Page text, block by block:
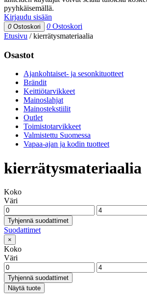
pyyhkäisemällä.
Kirjaudu sisään
0 Ostoskori 0 Ostoskori
Etusivu /kierrätysmateriaalia
Osastot
Ajankohtaiset- ja sesonkituotteet
Brändit
Keittiötarvikkeet
Mainoslahjat
Mainostekstiilit
Outlet
Toimistotarvikkeet
Valmistettu Suomessa
Vapaa-ajan ja kodin tuotteet
kierrätysmateriaalia
Koko
Väri
Tyhjennä suodattimet
Suodattimet
×
Koko
Väri
Tyhjennä suodattimet
Näytä tuote